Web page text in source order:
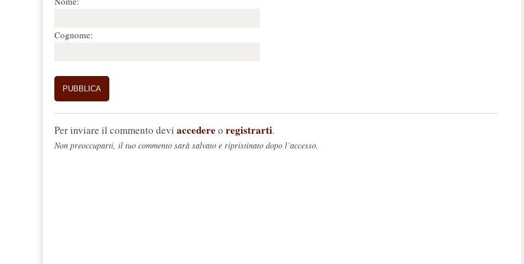
Cognome:
Per inviare il commento devi accedere o registrarti.
Non preoccuparti, il tuo commento sarà salvato e ripristinato dopo l’accesso.